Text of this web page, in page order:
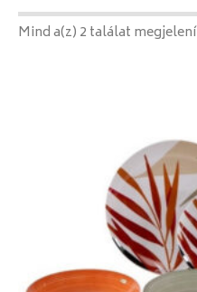
Mind a(z) 2 találat